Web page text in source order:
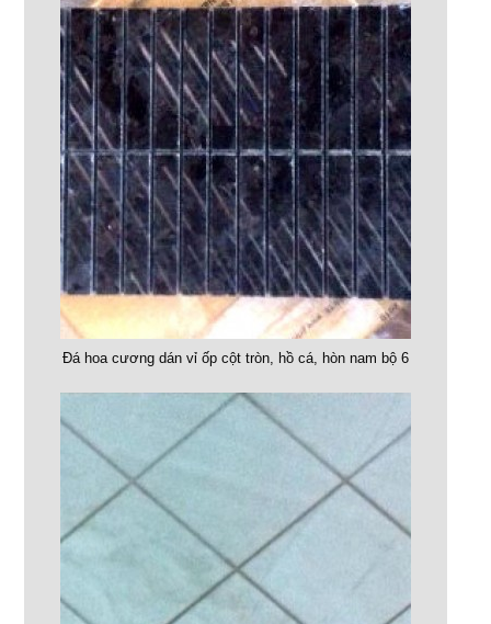
Đá hoa cương dán vỉ ốp cột tròn, hồ cá, hòn nam bộ 6